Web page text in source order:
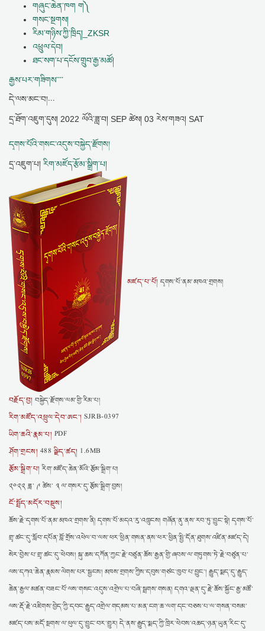
གཞུང་ཆེན་ཁག ག༽
གསང་སྔགས།
རིམ་གཉིས་ཀྱི་ཁྲིད།_ZKSR
འཕྲུལ་དེབ།
ཐང་སག་པ་དངོས་གྲུབ་རྒྱ་མཚོ།
རྒྱས་པར་གཟིགས་་་་
དེ་ལས་མང་བ།...
དྲ་ཐོག་འཇུག་དུས། 2022 ལོའི་ཟླ་བ། SEP ཚེས། 03 རེས་གཟའ། SAT
དྭགས་པོའི་གསང་འདུས་བསྐྱེད་རྫོགས།
དྲ་འཇུག་པ། རིག་མཛོད་རྩོམ་སྒྲིག་པ།
མཛད་པ་པོ། དྭགས་པོ་ནམ་མཁའ་གྲགས།
བརྗོད་བྱ།བསྐྱེད་རྫོགས་ལམ་གྱི་རིམ་པ།
རིག་མཛོད་འཕྲུལ་དེབ་ཨང་། SJRB-0397
ཡིག་ཆའི་རྣམ་པ། PDF
ཤོག་གྲངས། 488 ལྗིད་ཚད། 1.6MB
རྩོམ་སྒྲིག་པ།རིག་མཛོད་ཆེན་མོའི་རྩོམ་སྒྲིག་པ།
༢༠༢༢ ཟླ་ ༩ ཚེས་ ༣ ལ་གསར་དུ་རྩོམ་སྒྲིག་བྱས།
ངོ་སྤྲོད་མདོར་བསྡུས།
ཆོས་རྗེ་དྭགས་པོ་ནམ་མཁའ་གྲགས་ནི། དྭགས་པོ་མདའ་རུ་འཁྲུངས། གཞོན་ནུ་ནས་རབ་ཏུ་བྱུང་སྟེ། དྭགས་པོ་
གྲྭ་ཚང་དུ་སློབ་དཔོན་བློ་གྲོས་འཕེལ་བ་ལས་ཕར་ཕྱིན་གསན་ནས་ཕར་ཕྱིན་སྤྱི་དོན་ཐུགས་འཛིན་མཛད་དེ།
སེར་བྱེས་པ་གྲྭ་ཚང་དུ་ཕེབས། སྐུ་ཆས་དཀོན་ཀྱང་རྗེ་བཙུན་ཆོས་རྒྱན་གྱི་ཞབས་ལ་གཏུགས་ཏེ་རྗེ་བཙུན་པ་
ལས་དཀའ་ཆེན་རྣམས་ལེགས་པར་སྦྱངས། མཁས་གྲགས་ཀྱིས་དབུས་གཙང་ཁྱབ་པ་བྱུང་། རྒྱུད་སྨད་དུ་རྒྱུད་
ཆེན་རྒྱལ་མཚན་བཟང་པོ་ལས་གསང་འདུས་འགྲེལ་པ་བཞི་སྦྲགས་གསན། དགའ་ལྡན་དུ་རྗེ་ཆོས་སྐྱོང་རྒྱ་མཚོ་
ལས་རྡོ་རྗེ་འཇིགས་བྱེད་ཀྱི་དབང་རྒྱུད་འགྲེལ་གདམས་པ་མན་ངག་ཆ་ལག་དང་བཅས་པ་ལ་གསན་བསམ་
མཛད་པས་མདོ་སྔགས་ལ་ཕུལ་དུ་བྱུང་བར་གྱུར། དེ་ནས་རྒྱུད་སྨད་ཀྱི་ཁྲིར་ཕེབས་འཆད་ཉན་ཡུན་རིང་དུ་